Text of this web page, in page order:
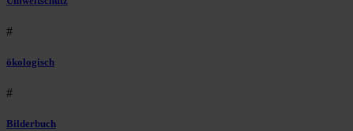
#
ökologisch
#
Bilderbuch